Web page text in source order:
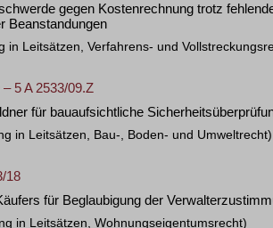
gegen Kostenrechnung trotz
Beanstandungen
in Leitsätzen, Verfahrens- und
5 A 2533/09.Z
für bauaufsichtliche
in Leitsätzen, Bau-, Boden- und Umweltrecht)
18
für Beglaubigung der
in Leitsätzen, Wohnungseigentumsrecht)